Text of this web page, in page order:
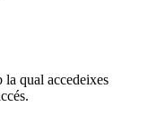
la qual accedeixes